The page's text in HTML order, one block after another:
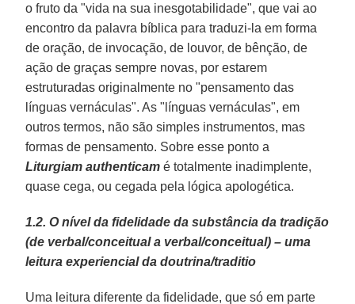
o fruto da "vida na sua inesgotabilidade", que vai ao
encontro da palavra bíblica para traduzi-la em forma
de oração, de invocação, de louvor, de bênção, de
ação de graças sempre novas, por estarem
estruturadas originalmente no "pensamento das
línguas vernáculas". As "línguas vernáculas", em
outros termos, não são simples instrumentos, mas
formas de pensamento. Sobre esse ponto a
Liturgiam authenticam é totalmente inadimplente,
quase cega, ou cegada pela lógica apologética.
1.2. O nível da fidelidade da substância da tradição
(de verbal/conceitual a verbal/conceitual) – uma
leitura experiencial da doutrina/traditio
Uma leitura diferente da fidelidade, que só em parte